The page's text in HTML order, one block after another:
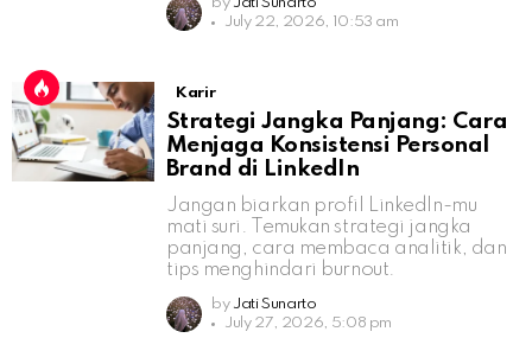
by Jati Sunarto
July 22, 2026, 10:53 am
Karir
Strategi Jangka Panjang: Cara
Menjaga Konsistensi Personal
Brand di LinkedIn
Jangan biarkan profil LinkedIn-mu
mati suri. Temukan strategi jangka
panjang, cara membaca analitik, dan
tips menghindari burnout.
by Jati Sunarto
July 27, 2026, 5:08 pm